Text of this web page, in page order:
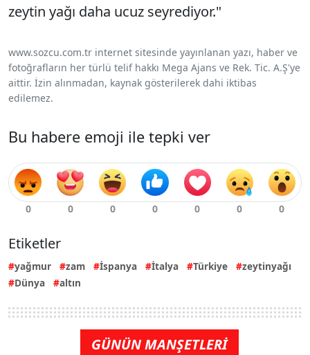
zeytin yağı daha ucuz seyrediyor."
www.sozcu.com.tr internet sitesinde yayınlanan yazı, haber ve
fotoğrafların her türlü telif hakkı Mega Ajans ve Rek. Tic. A.Ş'ye
aittir. İzin alınmadan, kaynak gösterilerek dahi iktibas
edilemez.
Bu habere emoji ile tepki ver
Etiketler
yağmur zam İspanya İtalya Türkiye
zeytinyağı
Dünya
altın
GÜNÜN MANŞETLERİ